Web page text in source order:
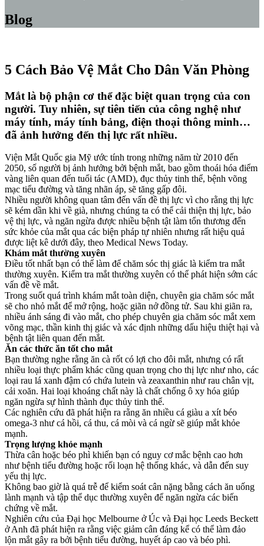
Blog
5 Cách Bảo Vệ Mắt Cho Dân Văn Phòng
Mắt là bộ phận cơ thể đặc biệt quan trọng của con
người. Tuy nhiên, sự tiên tiến của công nghệ như
máy tính, máy tính bảng, điện thoại thông minh…
đã ảnh hưởng đến thị lực rất nhiều.
Viện Mắt Quốc gia Mỹ ước tính trong những năm từ 2010 đến
2050, số người bị ảnh hưởng bởi bệnh mắt, bao gồm thoái hóa điểm
vàng liên quan đến tuổi tác (AMD), đục thủy tinh thể, bệnh võng
mạc tiểu đường và tăng nhãn áp, sẽ tăng gấp đôi.
Nhiều người không quan tâm đến vấn đề thị lực vì cho rằng thị lực
sẽ kém dần khi về già, nhưng chúng ta có thể cải thiện thị lực, bảo
vệ thị lực, và ngăn ngừa được nhiều bệnh tật làm tổn thương đến
sức khỏe của mắt qua các biện pháp tự nhiên nhưng rất hiệu quả
được liệt kê dưới đây, theo Medical News Today.
Khám mắt thường xuyên
Điều tốt nhất bạn có thể làm để chăm sóc thị giác là kiểm tra mắt
thường xuyên. Kiểm tra mắt thường xuyên có thể phát hiện sớm các
vấn đề về mắt.
Trong suốt quá trình khám mắt toàn diện, chuyên gia chăm sóc mắt
sẽ cho nhỏ mắt để mở rộng, hoặc giãn nở đồng tử. Sau khi giãn ra,
nhiều ánh sáng đi vào mắt, cho phép chuyên gia chăm sóc mắt xem
võng mạc, thần kinh thị giác và xác định những dấu hiệu thiệt hại và
bệnh tật liên quan đến mắt.
Ăn các thức ăn tốt cho mắt
Bạn thường nghe rằng ăn cà rốt có lợi cho đôi mắt, nhưng có rất
nhiều loại thực phẩm khác cũng quan trọng cho thị lực như nho, các
loại rau lá xanh đậm có chứa lutein và zeaxanthin như rau chân vịt,
cải xoăn. Hai loại khoáng chất này là chất chống ô xy hóa giúp
ngăn ngừa sự hình thành đục thủy tinh thể.
Các nghiên cứu đã phát hiện ra rằng ăn nhiều cá giàu a xít béo
omega-3 như cá hồi, cá thu, cá mòi và cá ngừ sẽ giúp mắt khỏe
mạnh.
Trọng lượng khỏe mạnh
Thừa cân hoặc béo phì khiến bạn có nguy cơ mắc bệnh cao hơn
như bệnh tiểu đường hoặc rối loạn hệ thống khác, và dẫn đến suy
yếu thị lực.
Không bao giờ là quá trễ để kiểm soát cân nặng bằng cách ăn uống
lành mạnh và tập thể dục thường xuyên để ngăn ngừa các biến
chứng về mắt.
Nghiên cứu của Đại học Melbourne ở Úc và Đại học Leeds Beckett
ở Anh đã phát hiện ra rằng việc giảm cân đáng kể có thể làm đảo
lộn mắt gây ra bởi bệnh tiểu đường, huyết áp cao và béo phì.